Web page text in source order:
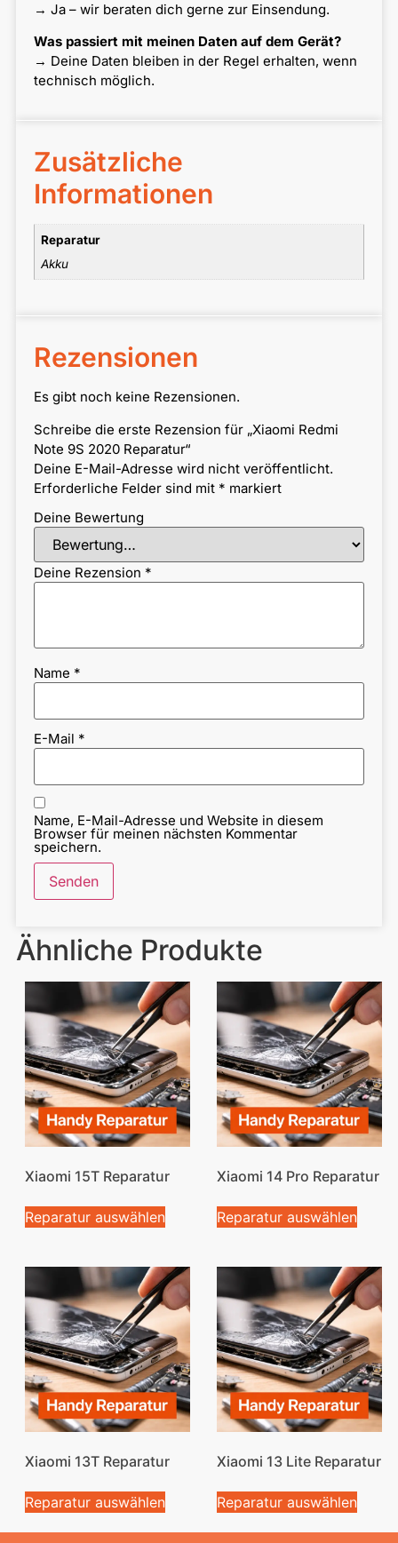
→ Ja – wir beraten dich gerne zur Einsendung.
Was passiert mit meinen Daten auf dem Gerät?
→ Deine Daten bleiben in der Regel erhalten, wenn
technisch möglich.
Zusätzliche
Informationen
Reparatur
Akku
Rezensionen
Es gibt noch keine Rezensionen.
Schreibe die erste Rezension für „Xiaomi Redmi
Note 9S 2020 Reparatur“
Deine E-Mail-Adresse wird nicht veröffentlicht.
Erforderliche Felder sind mit * markiert
Deine Bewertung
Deine Rezension *
Name *
E-Mail *
Name, E-Mail-Adresse und Website in diesem
Browser für meinen nächsten Kommentar
speichern.
Ähnliche Produkte
Xiaomi 15T Reparatur
Reparatur auswählen
Xiaomi 14 Pro Reparatur
Reparatur auswählen
Xiaomi 13T Reparatur
Reparatur auswählen
Xiaomi 13 Lite Reparatur
Reparatur auswählen